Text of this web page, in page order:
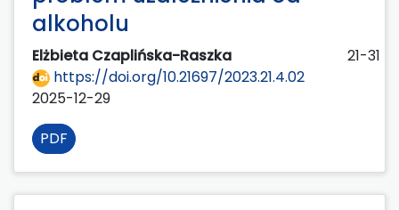
alkoholu
Elżbieta Czaplińska-Raszka
21-31
https://doi.org/10.21697/2023.21.4.02
2025-12-29
PDF